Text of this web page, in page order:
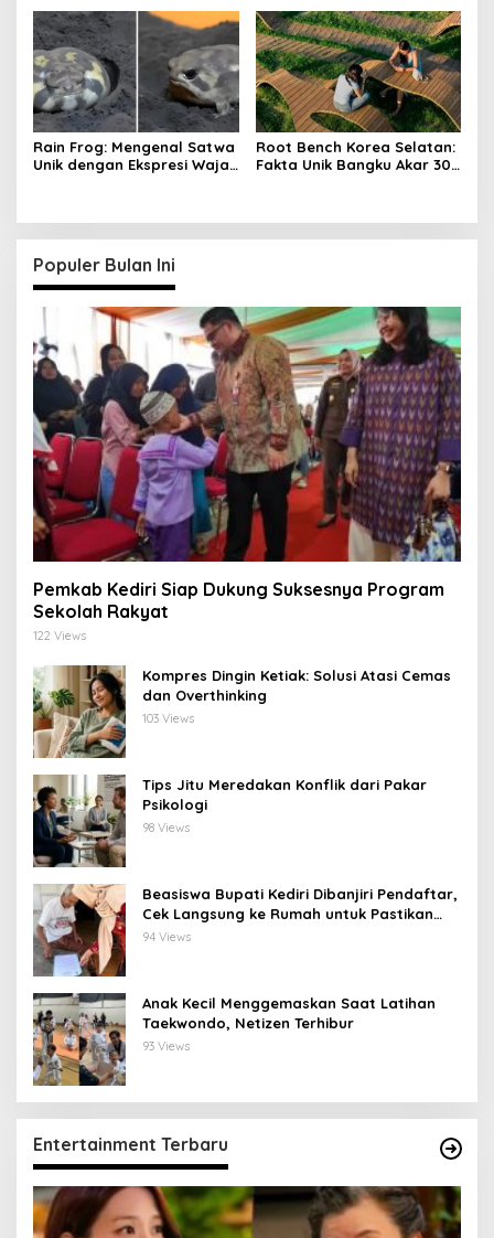
Rain Frog: Mengenal Satwa
Unik dengan Ekspresi Wajah
Root Bench Korea Selatan:
Fakta Unik Bangku Akar 30
Populer Bulan Ini
Pemkab Kediri Siap Dukung Suksesnya Program
Sekolah Rakyat
122 Views
Kompres Dingin Ketiak: Solusi Atasi Cemas
dan Overthinking
103 Views
Tips Jitu Meredakan Konflik dari Pakar
Psikologi
98 Views
Beasiswa Bupati Kediri Dibanjiri Pendaftar,
Cek Langsung ke Rumah untuk Pastikan
Tepat Sasaran
94 Views
Anak Kecil Menggemaskan Saat Latihan
Taekwondo, Netizen Terhibur
93 Views
Entertainment Terbaru